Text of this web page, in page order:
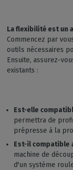
La flexibilité est un
Commencez par
outils nécessaires
Ensuite, assurez-
existants :
Est-elle
permettra de
prépresse à la
Est-il compatible
machine de
d'un système